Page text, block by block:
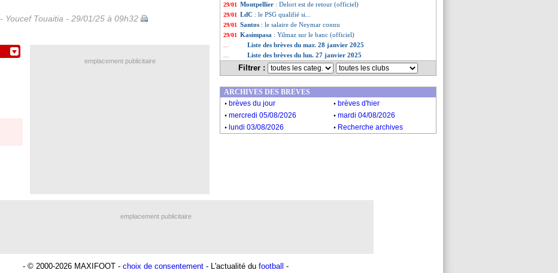
- Youcef Touaitia - 29/01/25 à 09h32
29/01 Montpellier : Delort est de retour (officiel)
29/01 LdC : le PSG qualifié si...
29/01 Santos : le salaire de Neymar connu
29/01 Kasimpasa : Yilmaz sur le banc (officiel)
Liste des brèves du mar. 28 janvier 2025
Liste des brèves du lun. 27 janvier 2025
Filtrer :
emplacement publicitaire
ARCHIVES DES BREVES
. brèves du jour . brèves d'hier
. mercredi 05/08/2026 . mardi 04/08/2026
. lundi 03/08/2026 . Recherche archives
emplacement publicitaire
- © 2000-2026 MAXIFOOT - choix de consentement - L'actualité du football -